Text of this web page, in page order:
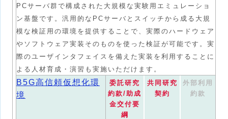
PCサーバ群で構成された大規模な実験用エミュレーショ
ン基盤です。汎用的なPCサーバとスイッチから成る大規
模な検証用の環境を提供することで、実際のハードウェア
やソフトウェア実装そのものを使った検証が可能です。実
際のユーザインタフェイスを備えた実装を利用することに
よる人材育成・演習も実施いただけます。
B5G高信頼仮想化環
境
委託研究
約款/助成
金交付要
綱
共同研究
契約
外部利用
約款